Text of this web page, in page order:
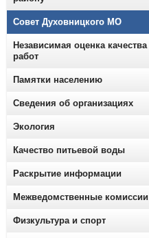
Совет Духовницкого МО
Независимая оценка качества
работ
Памятки населению
Сведения об организациях
Экология
Качество питьевой воды
Раскрытие информации
Межведомственные комиссии
Физкультура и спорт